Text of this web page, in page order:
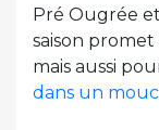
Pré Ougrée
saison
mais aussi
dans un